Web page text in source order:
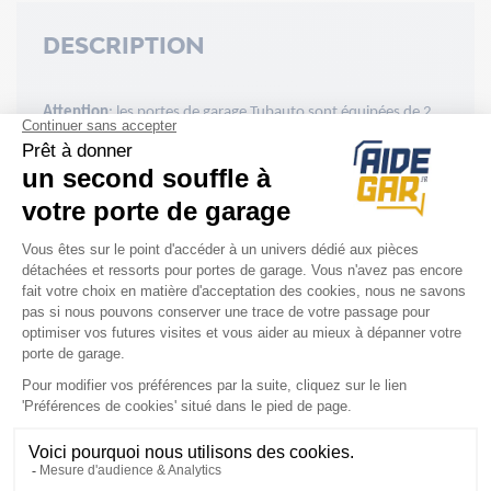
DESCRIPTION
Attention: les portes de garage Tubauto sont équipées de 2
ressorts de traction comme décrit ci-dessus. Il convient pour
remplacer les ressorts de droite
et de gauche en même temps car lorsque l'un cède, l'autre
est au bord de la rupture. Pensez à mettre 2 quantités dans
votre panier
ACCESSOIRES